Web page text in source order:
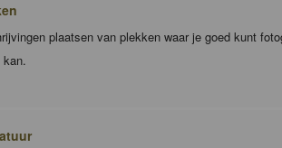
plaatsen van plekken waar je goed kunt
kan.